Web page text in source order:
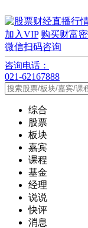
加入VIP 购买财富
微信扫码咨询
咨询电话：
021-62167888
综合
股票
板块
嘉宾
课程
基金
经理
说说
快评
消息